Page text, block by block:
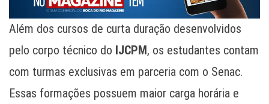
Além dos cursos de curta duração desenvolvidos
pelo corpo técnico do IJCPM , os estudantes contam
com turmas exclusivas em parceria com o Senac.
Essas formações possuem maior carga horária e